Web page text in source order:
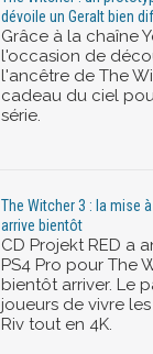
dévoile un Geralt bien
Grâce à la chaîne
l'occasion de
l'ancêtre de The
cadeau du ciel
série.
The Witcher 3 : la mise
arrive bientôt
CD Projekt RED a
PS4 Pro pour The
bientôt arriver. Le
joueurs de vivre
Riv tout en 4K.